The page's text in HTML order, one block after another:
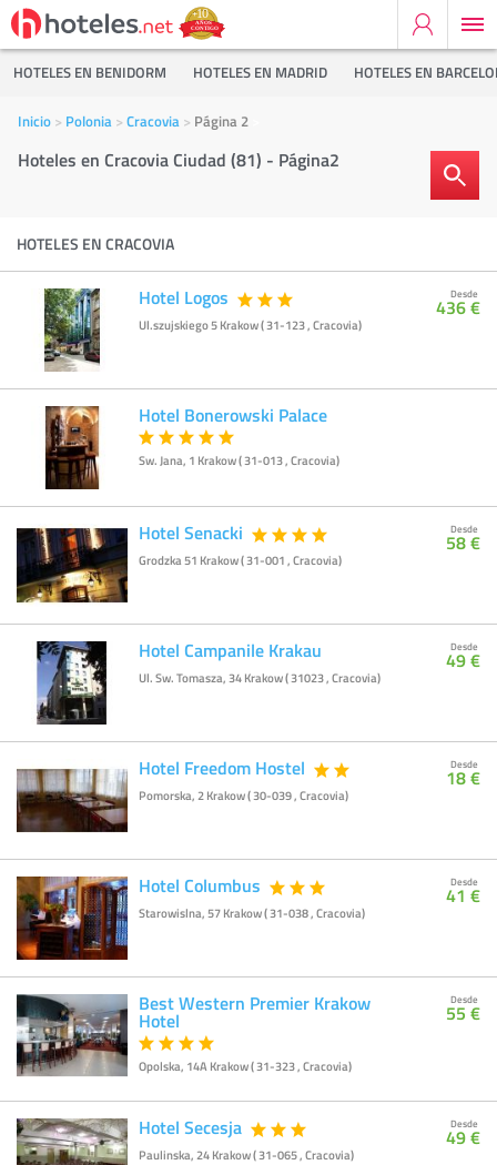
HOTELES EN BENIDORM HOTELES EN MADRID HOTELES EN
Inicio Polonia Cracovia Página 2
Hoteles en Cracovia Ciudad (81) - Página2
HOTELES EN CRACOVIA
Hotel Logos
Ul.szujskiego 5 Krakow ( 31-123 , Cracovia)
Desde
436 €
Hotel Bonerowski Palace
Sw. Jana, 1 Krakow ( 31-013 , Cracovia)
Hotel Senacki
Grodzka 51 Krakow ( 31-001 , Cracovia)
Desde
58 €
Hotel Campanile Krakau
Ul. Sw. Tomasza, 34 Krakow ( 31023 , Cracovia)
Desde
49 €
Hotel Freedom Hostel
Pomorska, 2 Krakow ( 30-039 , Cracovia)
Desde
18 €
Hotel Columbus
Starowislna, 57 Krakow ( 31-038 , Cracovia)
Desde
41 €
Best Western Premier Krakow
Hotel
Opolska, 14A Krakow ( 31-323 , Cracovia)
Desde
55 €
Hotel Secesja
Paulinska, 24 Krakow ( 31-065 , Cracovia)
Desde
49 €